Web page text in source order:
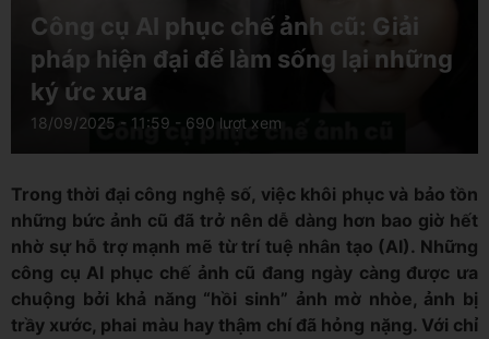
Công cụ AI phục chế ảnh cũ: Giải
pháp hiện đại để làm sống lại những
ký ức xưa
18/09/2025 - 11:59 - 690 lượt xem
Trong thời đại công nghệ số, việc khôi phục và bảo tồn
những bức ảnh cũ đã trở nên dễ dàng hơn bao giờ hết
nhờ sự hỗ trợ mạnh mẽ từ trí tuệ nhân tạo (AI). Những
công cụ AI phục chế ảnh cũ đang ngày càng được ưa
chuộng bởi khả năng “hồi sinh” ảnh mờ nhòe, ảnh bị
trầy xước, phai màu hay thậm chí đã hỏng nặng. Với chỉ